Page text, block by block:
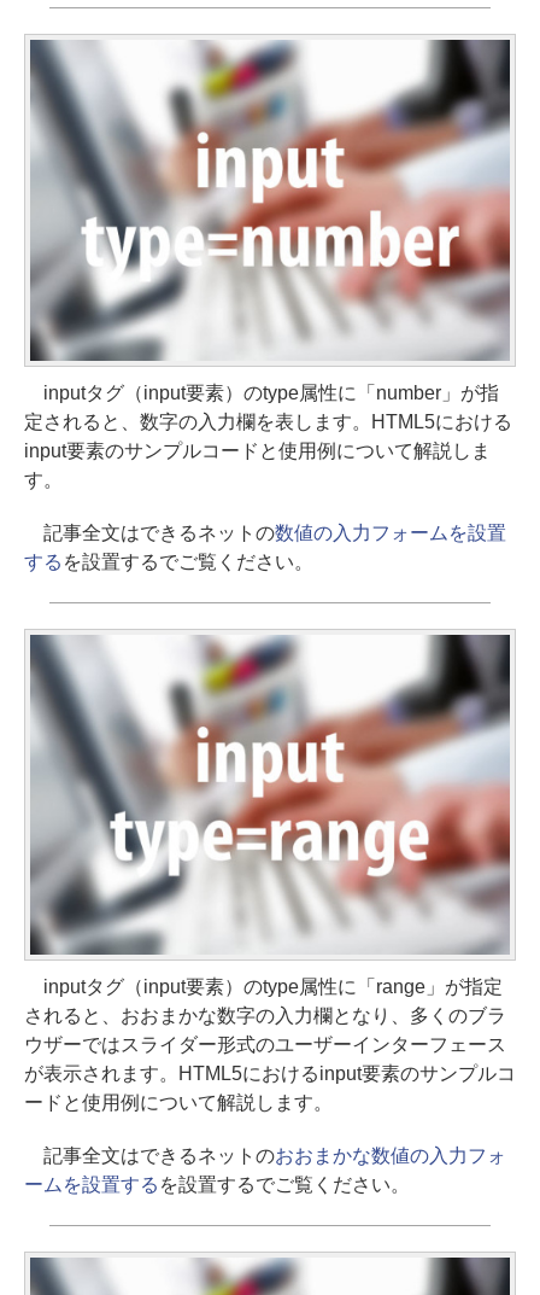
inputタグ（input要素）のtype属性に「number」が指
定されると、数字の入力欄を表します。HTML5における
input要素のサンプルコードと使用例について解説しま
す。
記事全文はできるネットの数値の入力フォームを設置
する を設置するでご覧ください。
inputタグ（input要素）のtype属性に「range」が指定
されると、おおまかな数字の入力欄となり、多くのブラ
ウザーではスライダー形式のユーザーインターフェース
が表示されます。HTML5におけるinput要素のサンプルコ
ードと使用例について解説します。
記事全文はできるネットのおおまかな数値の入力フォ
ームを設置する を設置するでご覧ください。